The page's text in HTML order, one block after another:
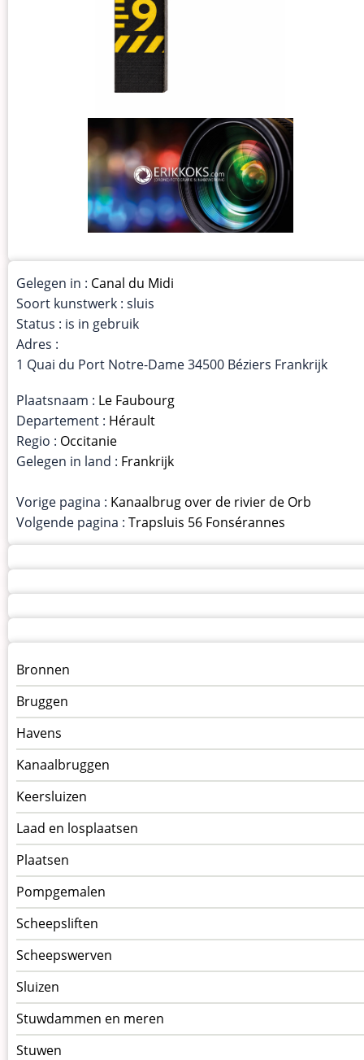
Gelegen in : Canal du Midi
Soort kunstwerk : sluis
Status : is in gebruik
Adres :
1 Quai du Port Notre-Dame 34500 Béziers Frankrijk
Plaatsnaam : Le Faubourg
Departement : Hérault
Regio : Occitanie
Gelegen in land : Frankrijk
Vorige pagina : Kanaalbrug over de rivier de Orb
Volgende pagina : Trapsluis 56 Fonsérannes
Menu
kunstwerken
op
kunstwerkpagina
Bronnen
Bruggen
Havens
Kanaalbruggen
Keersluizen
Laad en losplaatsen
Plaatsen
Pompgemalen
Scheepsliften
Scheepswerven
Sluizen
Stuwdammen en meren
Stuwen